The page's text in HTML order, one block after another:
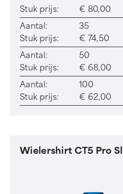
Stuk prijs:
€ 80,00
Aantal:
35
Stuk prijs:
€ 74,50
Aantal:
50
Stuk prijs:
€ 68,00
Aantal:
100
Stuk prijs:
€ 62,00
Wielershirt CT5 Pro